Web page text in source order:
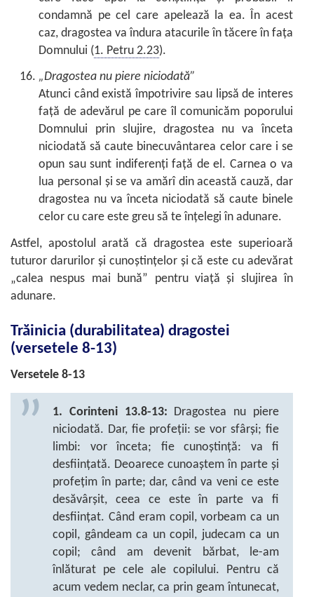
condamnă pe cel care apelează la ea. În acest
caz, dragostea va îndura atacurile în tăcere în fața
Domnului (1. Petru 2.23).
„Dragostea nu piere niciodată”
Atunci când există împotrivire sau lipsă de interes
față de adevărul pe care îl comunicăm poporului
Domnului prin slujire, dragostea nu va înceta
niciodată să caute binecuvântarea celor care i se
opun sau sunt indiferenți față de el. Carnea o va
lua personal și se va amărî din această cauză, dar
dragostea nu va înceta niciodată să caute binele
celor cu care este greu să te înțelegi în adunare.
Astfel, apostolul arată că dragostea este superioară
tuturor darurilor și cunoștințelor și că este cu adevărat
„calea nespus mai bună” pentru viață și slujirea în
adunare.
Trăinicia (durabilitatea) dragostei
(versetele 8-13)
Versetele 8-13
1. Corinteni 13.8-13: Dragostea nu piere
niciodată. Dar, fie profeții: se vor sfârși; fie
limbi: vor înceta; fie cunoștință: va fi
desființată. Deoarece cunoaștem în parte și
profețim în parte; dar, când va veni ce este
desăvârșit, ceea ce este în parte va fi
desființat. Când eram copil, vorbeam ca un
copil, gândeam ca un copil, judecam ca un
copil; când am devenit bărbat, le-am
înlăturat pe cele ale copilului. Pentru că
acum vedem neclar, ca prin geam întunecat,